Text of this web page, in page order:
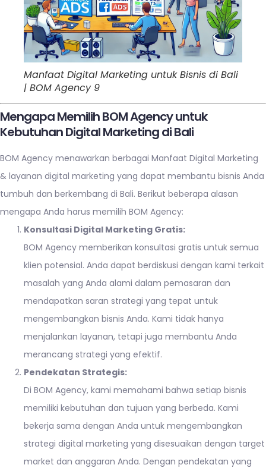
Manfaat Digital Marketing untuk Bisnis di Bali
| BOM Agency 9
Mengapa Memilih BOM Agency untuk
Kebutuhan Digital Marketing di Bali
BOM Agency menawarkan berbagai Manfaat Digital Marketing
& layanan digital marketing yang dapat membantu bisnis Anda
tumbuh dan berkembang di Bali. Berikut beberapa alasan
mengapa Anda harus memilih BOM Agency:
Konsultasi Digital Marketing Gratis:
BOM Agency memberikan konsultasi gratis untuk semua
klien potensial. Anda dapat berdiskusi dengan kami terkait
masalah yang Anda alami dalam pemasaran dan
mendapatkan saran strategi yang tepat untuk
mengembangkan bisnis Anda. Kami tidak hanya
menjalankan layanan, tetapi juga membantu Anda
merancang strategi yang efektif.
Pendekatan Strategis:
Di BOM Agency, kami memahami bahwa setiap bisnis
memiliki kebutuhan dan tujuan yang berbeda. Kami
bekerja sama dengan Anda untuk mengembangkan
strategi digital marketing yang disesuaikan dengan target
market dan anggaran Anda. Dengan pendekatan yang